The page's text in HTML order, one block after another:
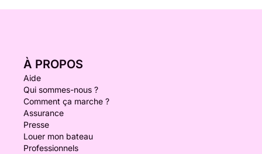
À PROPOS
Aide
Qui sommes-nous ?
Comment ça marche ?
Assurance
Presse
Louer mon bateau
Professionnels